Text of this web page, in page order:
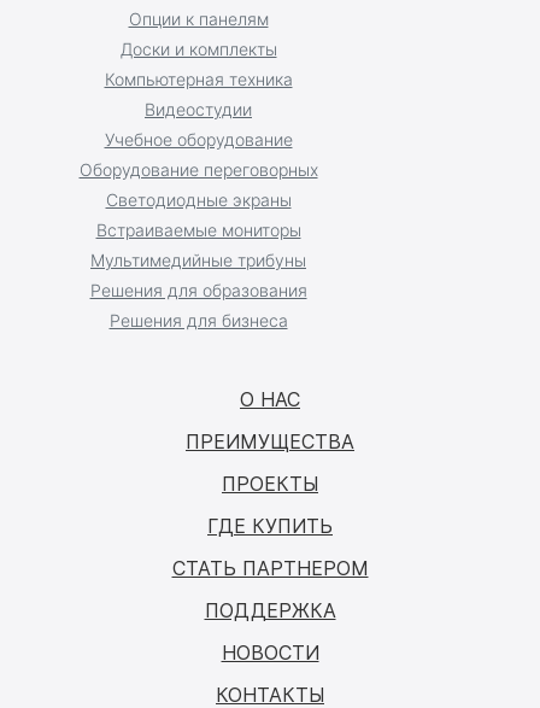
О НАС
ПРЕИМУЩЕСТВА
ПРОЕКТЫ
ГДЕ КУПИТЬ
СТАТЬ ПАРТНЕРОМ
ПОДДЕРЖКА
НОВОСТИ
КОНТАКТЫ
Доски и комплекты
Оборудование переговорных
Учебное оборудование
Светодиодные экраны
Встраиваемые мониторы
Мультимедийные трибуны
Решения для образования
Решения для бизнеса
Опции к панелям
Компьютерная техника
Видеостудии